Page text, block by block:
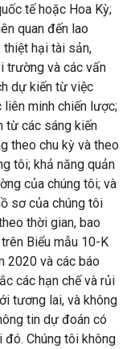
tế hoặc Hoa Kỳ;
quan đến lao
thiệt hại tài sản,
trường và các vấn
dự kiến ​​từ việc
liên minh chiến lược;
​​từ các sáng kiến
theo chu kỳ và theo
tôi; khả năng quản
của chúng tôi; và
sơ của chúng tôi
thời gian, bao
Biểu mẫu 10-K
2020 và các báo
các hạn chế và rủi
tương lai, và không
tin dự đoán có
Chúng tôi không